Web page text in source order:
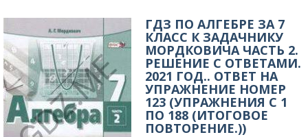
ГДЗ ПО АЛГЕБРЕ ЗА 7
КЛАСС К ЗАДАЧНИКУ
МОРДКОВИЧА ЧАСТЬ 2.
РЕШЕНИЕ С ОТВЕТАМИ.
2021 ГОД.. ОТВЕТ НА
УПРАЖНЕНИЕ НОМЕР
123 (УПРАЖНЕНИЯ С 1
ПО 188 (ИТОГОВОЕ
ПОВТОРЕНИЕ.))